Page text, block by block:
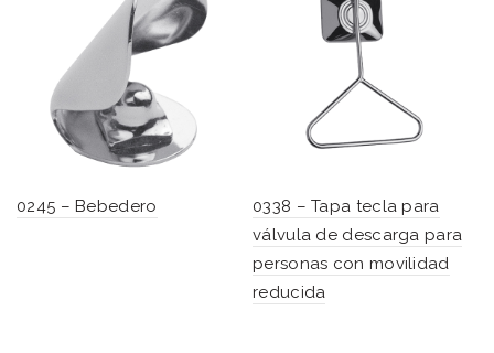
0245 – Bebedero
0338 – Tapa tecla para
válvula de descarga para
personas con movilidad
reducida